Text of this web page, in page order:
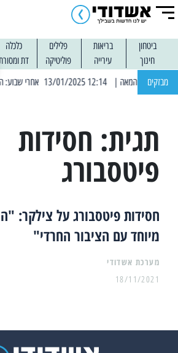
ביטחון בריאות פלילים
כלכלה
חינוך
עירייה פוליטיקה דת
מבזקים | 12:14 13/01/2025 אחרי שבוע: הוסר איסור הרחצה בחופי אשדוד
תגית: חסידות
פיטסבורג
חסידות פיטסבורג על צילקר:
מיוחד עם הציבור החרדי"
מערכת אשדודי
18/11/2021